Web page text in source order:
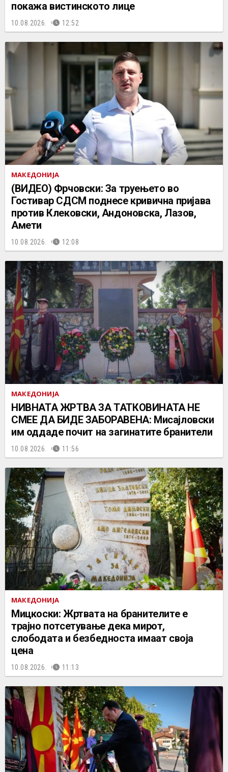
покажа вистинското лице
10.08.2026. 12:52
МАКЕДОНИЈА
(ВИДЕО) Фрчовски: За труењето во
Гостивар СДСМ поднесе кривична пријава
против Клековски, Андоновска, Лазов,
Амети
10.08.2026. 12:08
МАКЕДОНИЈА
НИВНАТА ЖРТВА ЗА ТАТКОВИНАТА НЕ
СМЕЕ ДА БИДЕ ЗАБОРАВЕНА: Мисајловски
им оддаде почит на загинатите бранители
10.08.2026. 11:56
МАКЕДОНИЈА
Мицкоски: Жртвата на бранителите е
трајно потсетување дека мирот,
слободата и безбедноста имаат своја
цена
10.08.2026. 11:13